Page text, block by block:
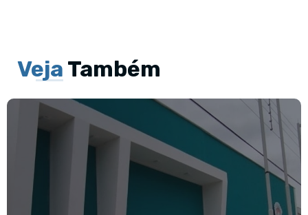
Veja Também